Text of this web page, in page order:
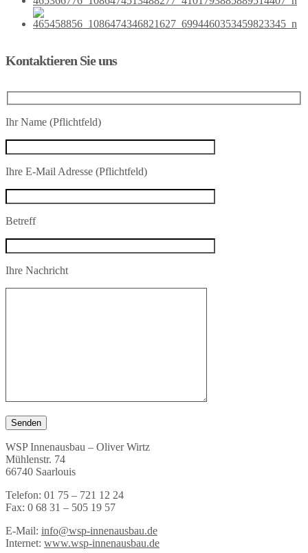
Kontaktieren Sie uns
Ihr Name (Pflichtfeld)
Ihre E-Mail Adresse (Pflichtfeld)
Betreff
Ihre Nachricht
WSP Innenausbau – Oliver Wirtz
Mühlenstr. 74
66740 Saarlouis
Telefon: 01 75 – 721 12 24
Fax: 0 68 31 – 505 19 57
E-Mail: info@wsp-innenausbau.de
Internet: www.wsp-innenausbau.de